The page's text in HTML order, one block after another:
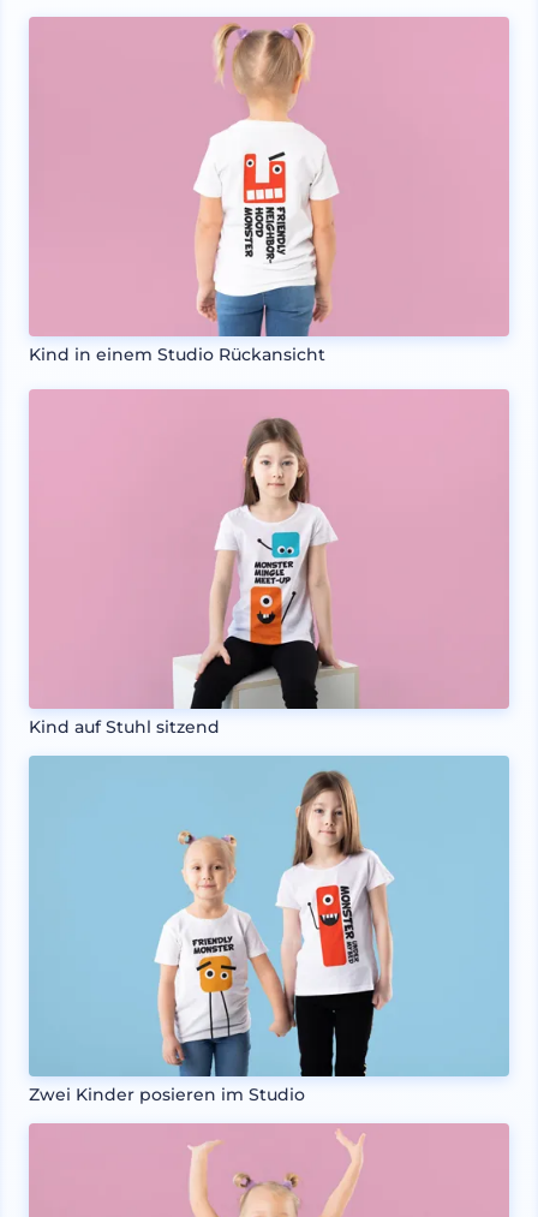
Kind in einem Studio Rückansicht
Kind auf Stuhl sitzend
Zwei Kinder posieren im Studio